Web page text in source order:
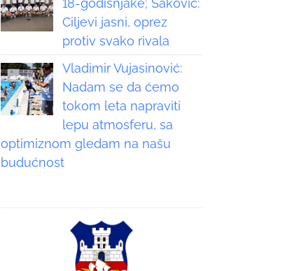
18-godišnjake; Saković:
Ciljevi jasni, oprez
protiv svako rivala
Vladimir Vujasinović:
Nadam se da ćemo
tokom leta napraviti
lepu atmosferu, sa
optimiznom gledam na našu
budućnost